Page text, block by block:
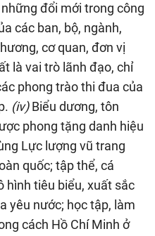
đổi mới trong công
các ban, bộ, ngành,
cơ quan, đơn vị
là vai trò lãnh đạo, chỉ
phong trào thi đua của
(iv)Biểu dương, tôn
phong tặng danh hiệu
Lực lượng vũ trang
quốc; tập thể, cá
hình tiêu biểu, xuất sắc
yêu nước; học tập, làm
cách Hồ Chí Minh ở